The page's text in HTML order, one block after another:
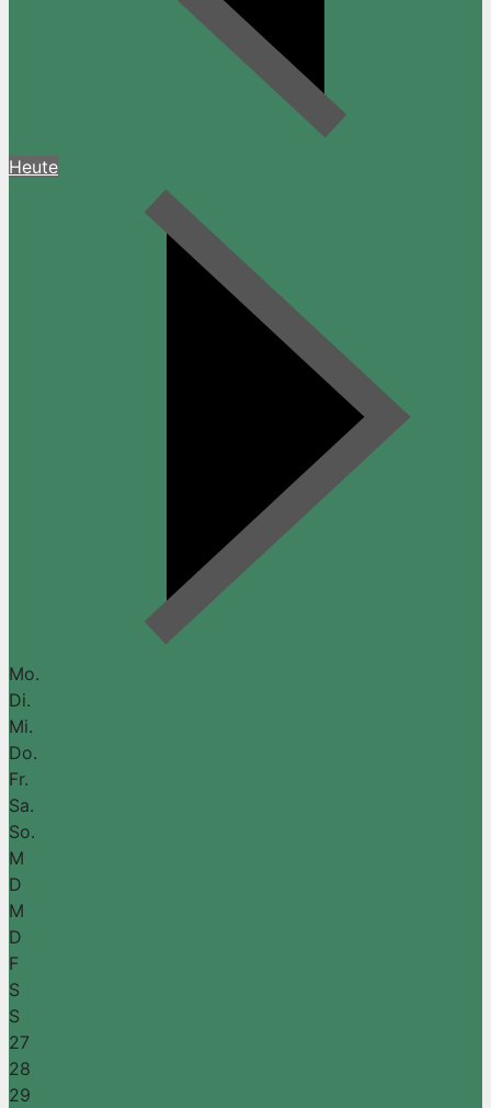
Heute
Mo.
Di.
Mi.
Do.
Fr.
Sa.
So.
M
D
M
D
F
S
S
27
28
29